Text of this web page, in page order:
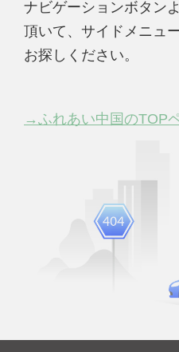
ナビゲーションボタン
頂いて、サイドメニュ
お探しください。
→ふれあい中国のTOP